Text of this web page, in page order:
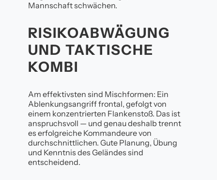
Mannschaft schwächen.
RISIKOABWÄGUNG
UND TAKTISCHE
KOMBI
Am effektivsten sind Mischformen: Ein
Ablenkungsangriff frontal, gefolgt von
einem konzentrierten Flankenstoß. Das ist
anspruchsvoll — und genau deshalb trennt
es erfolgreiche Kommandeure von
durchschnittlichen. Gute Planung, Übung
und Kenntnis des Geländes sind
entscheidend.